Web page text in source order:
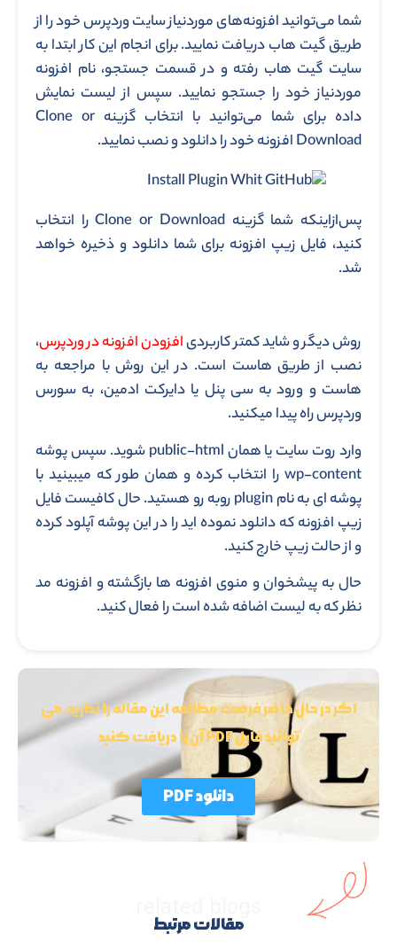
شما می‌توانید افزونه‌های موردنیاز سایت وردپرس خود را از
طریق گیت هاب دریافت نمایید. برای انجام این کار ابتدا به
سایت گیت هاب رفته و در قسمت جستجو، نام افزونه
موردنیاز خود را جستجو نمایید. سپس از لیست نمایش
داده برای شما می‌توانید با انتخاب گزینه Clone or
Download افزونه خود را دانلود و نصب نمایید.
پس‌ازاینکه شما گزینه Clone or Download را انتخاب
کنید، فایل زیپ افزونه برای شما دانلود و ذخیره خواهد
شد.
روش دیگر و شاید کمتر کاربردیافزودن افزونه در وردپرس،
نصب از طریق هاست است. در این روش با مراجعه به
هاست و ورود به سی پنل یا دایرکت ادمین، به سورس
وردپرس راه پیدا میکنید.
وارد روت سایت یا همان public-html شوید. سپس پوشه
wp-content را انتخاب کرده و همان طور که میبینید با
پوشه ای به نام plugin روبه رو هستید. حال کافیست فایل
زیپ افزونه که دانلود نموده اید را در این پوشه آپلود کرده
و از حالت زیپ خارج کنید.
حال به پیشخوان و منوی افزونه ها بازگشته و افزونه مد
نظر که به لیست اضافه شده است را فعال کنید.
اگر در حال حاضر فرصت مطالعه این مقاله را ندارید، می
توانید فایل PDF آن را دریافت کنید
دانلود PDF
مقالات مرتبط